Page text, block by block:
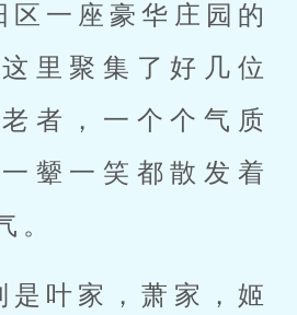
区一座豪华庄园的
里聚集了好几位
者，一个个气质
颦一笑都散发着
。
是叶家，萧家，姬